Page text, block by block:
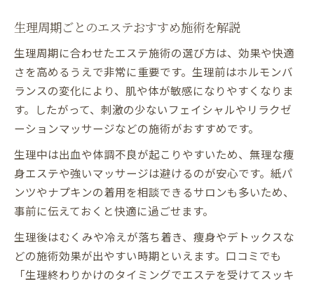
生理周期ごとのエステおすすめ施術を解説
生理周期に合わせたエステ施術の選び方は、効果や快適
さを高めるうえで非常に重要です。生理前はホルモンバ
ランスの変化により、肌や体が敏感になりやすくなりま
す。したがって、刺激の少ないフェイシャルやリラクゼ
ーションマッサージなどの施術がおすすめです。
生理中は出血や体調不良が起こりやすいため、無理な痩
身エステや強いマッサージは避けるのが安心です。紙パ
ンツやナプキンの着用を相談できるサロンも多いため、
事前に伝えておくと快適に過ごせます。
生理後はむくみや冷えが落ち着き、痩身やデトックスな
どの施術効果が出やすい時期といえます。口コミでも
「生理終わりかけのタイミングでエステを受けてスッキ